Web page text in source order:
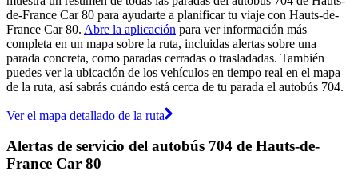
de-France Car 80 para ayudarte a planificar tu viaje con Hauts-de-
France Car 80. Abre la aplicación para ver información más
completa en un mapa sobre la ruta, incluidas alertas sobre una
parada concreta, como paradas cerradas o trasladadas. También
puedes ver la ubicación de los vehículos en tiempo real en el mapa
de la ruta, así sabrás cuándo está cerca de tu parada el autobús 704.
Ver el mapa detallado de la ruta
Alertas de servicio del autobús 704 de Hauts-de-
France Car 80